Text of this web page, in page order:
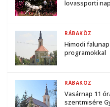
lovassporti
Himodi
programokkal
RÁBAKÖZ
Vasárnap 11
szentmisére
RÁBAKÖZ